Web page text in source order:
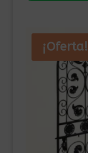
¡Oferta!